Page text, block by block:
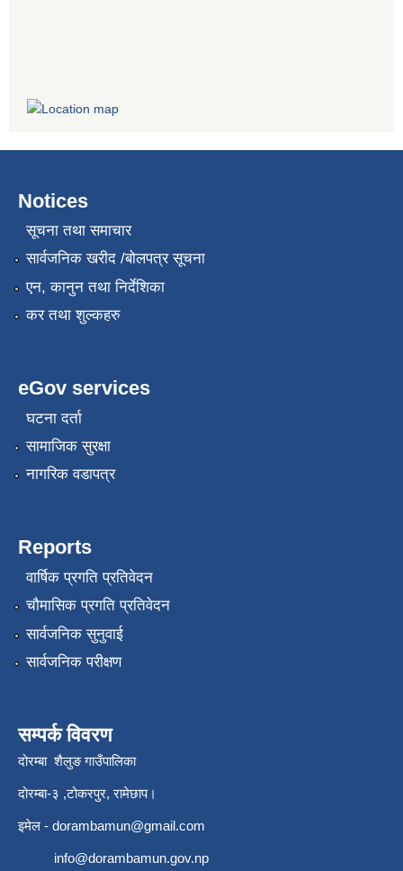
Notices
सूचना तथा समाचार
सार्वजनिक खरीद /बोलपत्र सूचना
एन, कानुन तथा निर्देशिका
कर तथा शुल्कहरु
eGov services
घटना दर्ता
सामाजिक सुरक्षा
नागरिक वडापत्र
Reports
वार्षिक प्रगति प्रतिवेदन
चौमासिक प्रगति प्रतिवेदन
सार्वजनिक सुनुवाई
सार्वजनिक परीक्षण
सम्पर्क विवरण
दोरम्बा शैलुङ गाउँपालिका
दोरम्बा-३ ,टोकरपुर, रामेछाप।
इमेल - dorambamun@gmail.com
info@dorambamun.gov.np